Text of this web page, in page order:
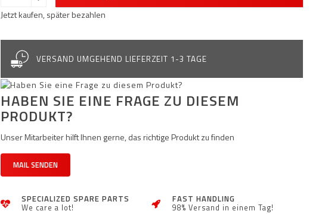
Jetzt kaufen, später bezahlen
VERSAND UMGEHEND LIEFERZEIT 1-3 TAGE
HABEN SIE EINE FRAGE ZU DIESEM
PRODUKT?
Unser Mitarbeiter hilft Ihnen gerne, das richtige Produkt zu finden
MAIL SENDEN
SPECIALIZED SPARE PARTS
We care a lot!
FAST HANDLING
98% Versand in einem Tag!